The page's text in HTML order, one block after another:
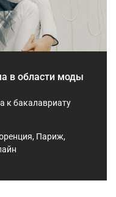
в области моды
к бакалавриату
Париж,